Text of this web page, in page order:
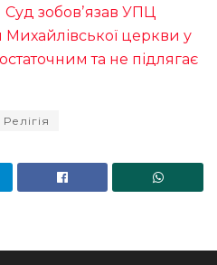
зобовʼязав УПЦ
церкви у
та не підлягає
Релігія